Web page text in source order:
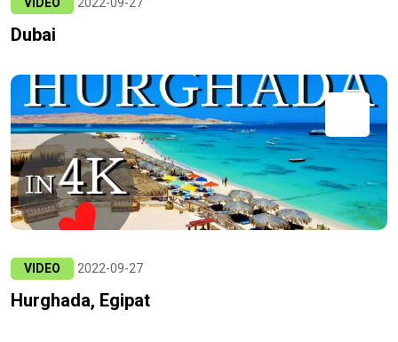
VIDEO 2022-09-27
Dubai
VIDEO 2022-09-27
Hurghada, Egipat